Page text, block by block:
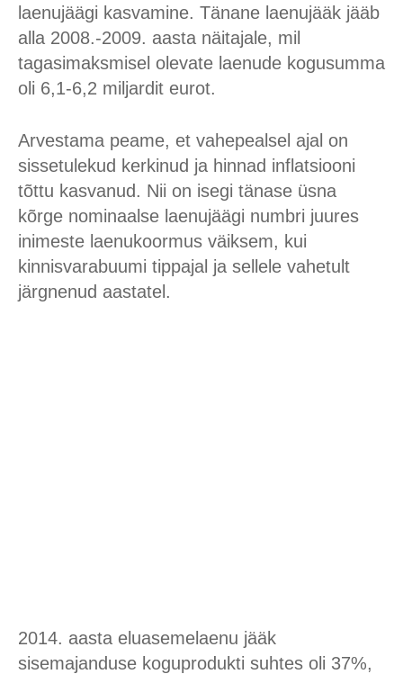
laenujäägi kasvamine. Tänane laenujääk jääb
alla 2008.-2009. aasta näitajale, mil
tagasimaksmisel olevate laenude kogusumma
oli 6,1-6,2 miljardit eurot.
Arvestama peame, et vahepealsel ajal on
sissetulekud kerkinud ja hinnad inflatsiooni
tõttu kasvanud. Nii on isegi tänase üsna
kõrge nominaalse laenujäägi numbri juures
inimeste laenukoormus väiksem, kui
kinnisvarabuumi tippajal ja sellele vahetult
järgnenud aastatel.
2014. aasta eluasemelaenu jääk
sisemajanduse koguprodukti suhtes oli 37%,